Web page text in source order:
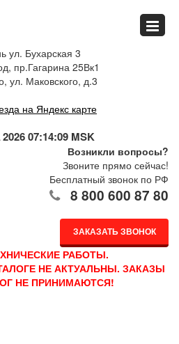
ул. Бухарская 3
пр.Гагарина 25Вк1
ул. Маковского, д.3
на Яндекс карте
07:14:09 MSK
Возникли вопросы?
Звоните прямо сейчас!
Бесплатный звонок по РФ
8 800 600 87 80
ЗАКАЗАТЬ ЗВОНОК
РАБОТЫ.
НЕ АКТУАЛЬНЫ. ЗАКАЗЫ
НЕ ПРИНИМАЮТСЯ!